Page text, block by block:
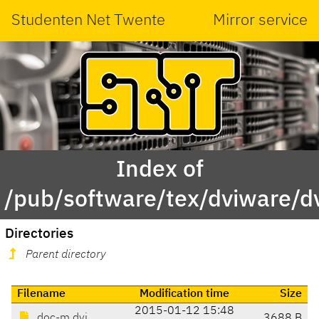
Studenten Net Twente Mirror service
Index of
/pub/software/tex/dviware/
Directories
Parent directory
Filename Modification time Size
2015-01-12 15:48